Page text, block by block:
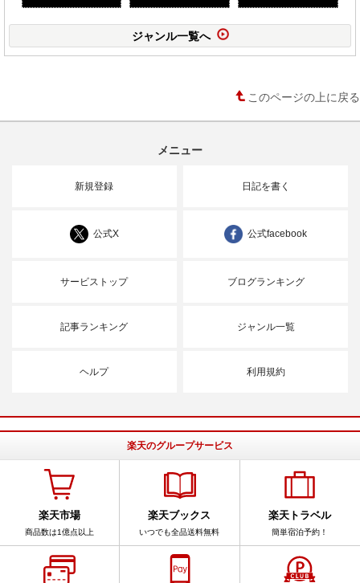
ジャンル一覧へ
このページの上に戻る
メニュー
新規登録 日記を書く
公式X 公式facebook
サービストップ ブログランキング
記事ランキング ジャンル一覧
ヘルプ 利用規約
楽天のグループサービス
楽天市場
商品数は1億点以上
楽天ブックス
いつでも全品送料無料
楽天トラベル
簡単宿泊予約！